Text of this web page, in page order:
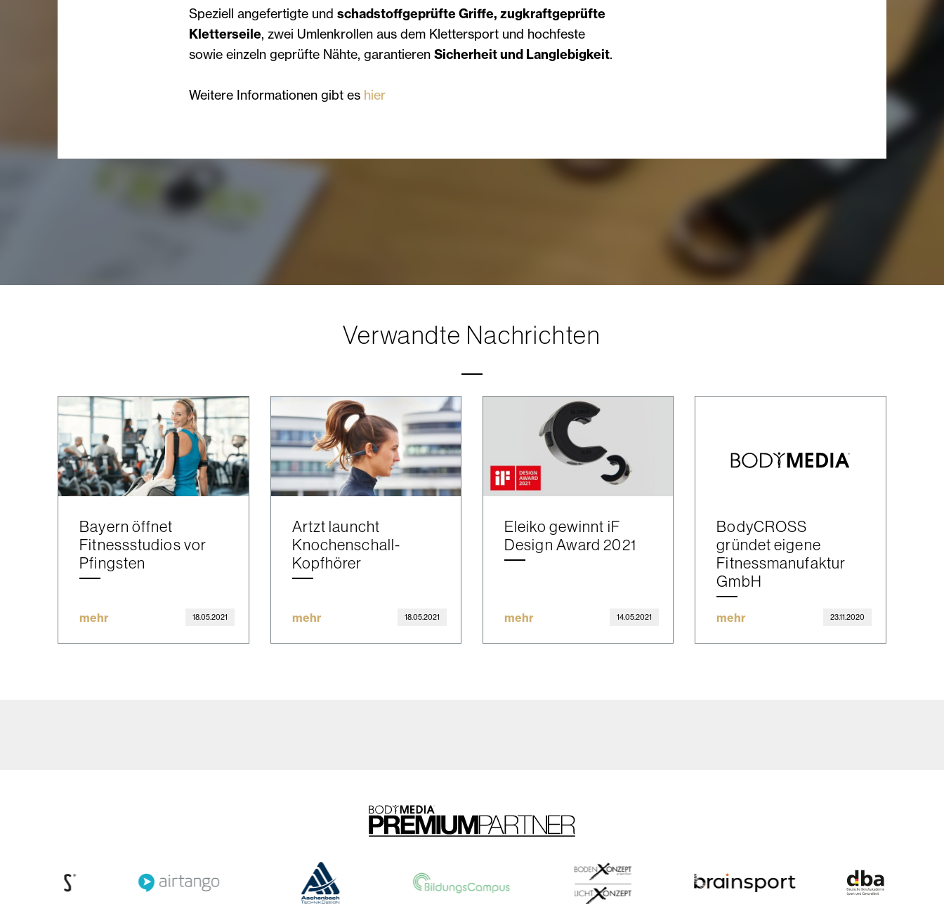
Speziell angefertigte und schadstoffgeprüfte Griffe, zugkraftgeprüfte
Kletterseile, zwei Umlenkrollen aus dem Klettersport und hochfeste
sowie einzeln geprüfte Nähte, garantieren Sicherheit und Langlebigkeit.
Weitere Informationen gibt es hier
Verwandte Nachrichten
Bayern öffnet
Fitnessstudios vor
Pfingsten
mehr 18.05.2021
Artzt launcht
Knochenschall-
Kopfhörer
mehr 18.05.2021
Eleiko gewinnt iF
Design Award 2021
mehr 14.05.2021
BodyCROSS
gründet eigene
Fitnessmanufaktur
GmbH
mehr 23.11.2020